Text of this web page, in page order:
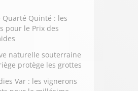
Quarté Quinté : les
pour le Prix des
naturelle souterraine
protège les grottes
Var : les vignerons